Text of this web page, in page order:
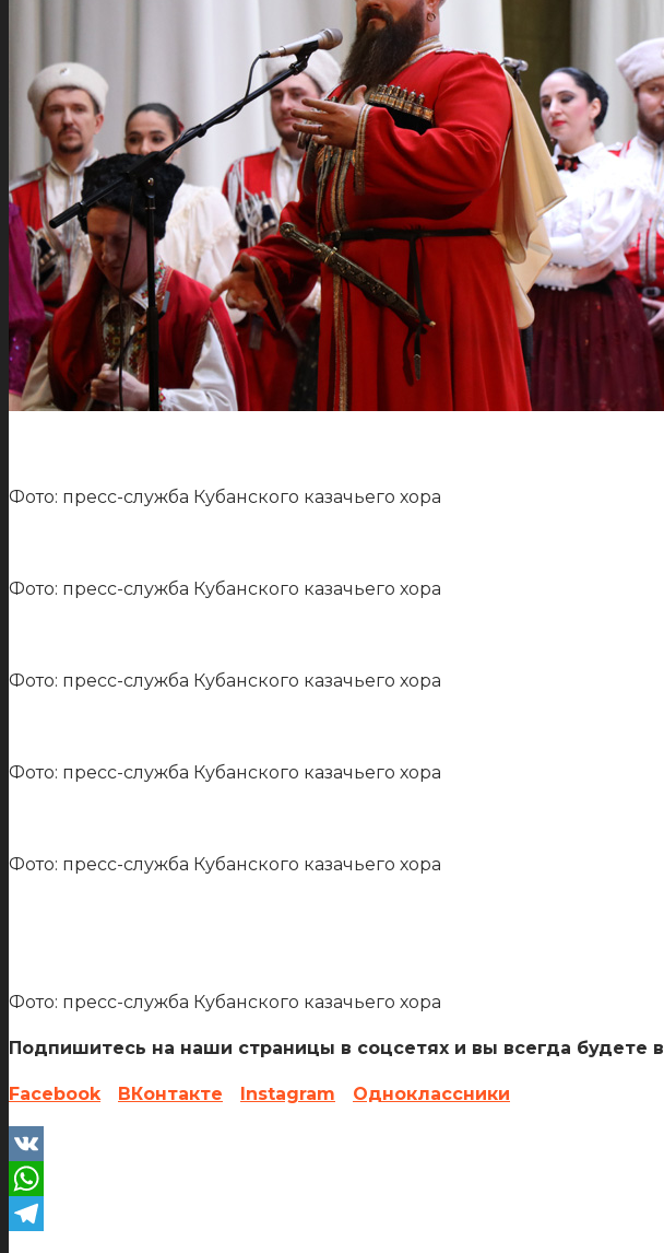
Фото: пресс-служба Кубанского казачьего хора
Фото: пресс-служба Кубанского казачьего хора
Фото: пресс-служба Кубанского казачьего хора
Фото: пресс-служба Кубанского казачьего хора
Фото: пресс-служба Кубанского казачьего хора
Фото: пресс-служба Кубанского казачьего хора
Подпишитесь на наши страницы в соцсетях и вы всегда будете
Facebook ВКонтакте Instagram Одноклассники
VK
WhatsApp